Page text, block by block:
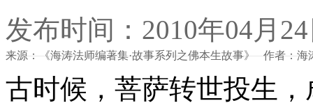
发布时间：2010年04月
来源：《海涛法师编著集·故事系列之佛本生故事》 作者：海
古时候，菩萨转世投生